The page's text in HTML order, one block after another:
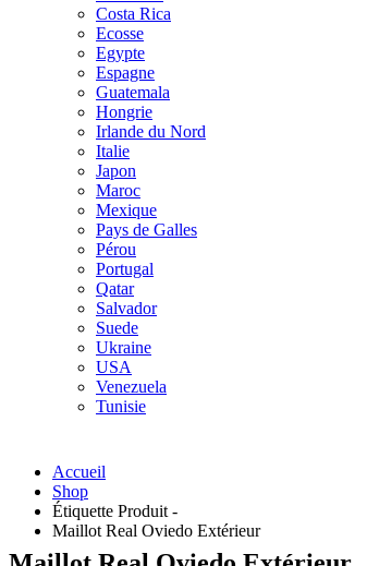
Costa Rica
Ecosse
Egypte
Espagne
Guatemala
Hongrie
Irlande du Nord
Italie
Japon
Maroc
Mexique
Pays de Galles
Pérou
Portugal
Qatar
Salvador
Suede
Ukraine
USA
Venezuela
Tunisie
Accueil
Shop
Étiquette Produit -
Maillot Real Oviedo Extérieur